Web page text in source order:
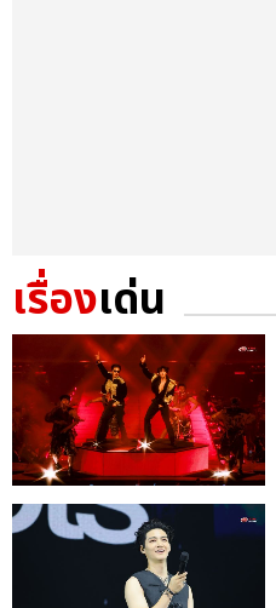
เรื่องเด่น